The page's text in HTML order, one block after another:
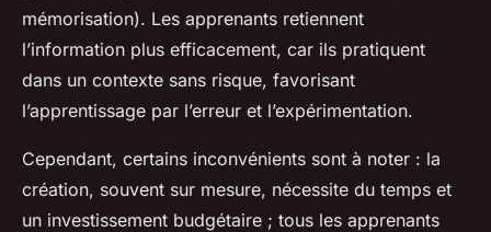
mémorisation). Les apprenants retiennent
l’information plus efficacement, car ils pratiquent
dans un contexte sans risque, favorisant
l’apprentissage par l’erreur et l’expérimentation.
Cependant, certains inconvénients sont à noter : la
création, souvent sur mesure, nécessite du temps et
un investissement budgétaire ; tous les apprenants